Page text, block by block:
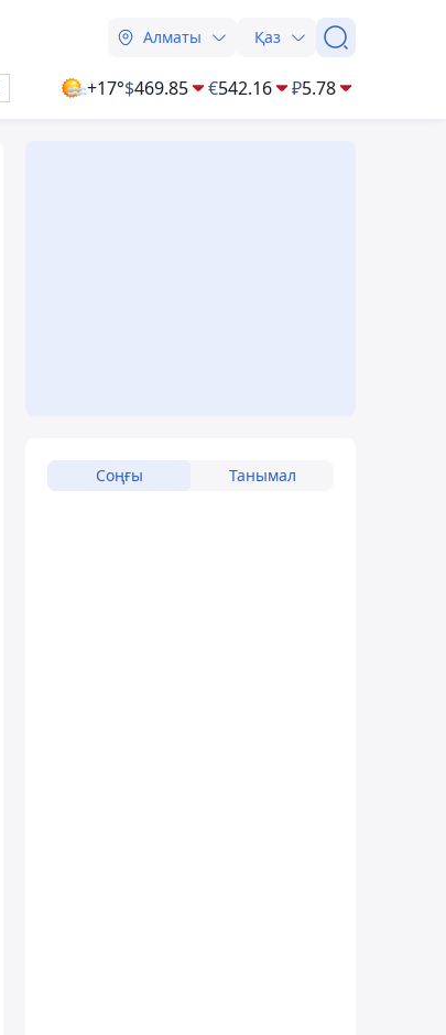
Алматы Қаз
+17°$469.85 €542.16 ₽5.78
Соңғы Танымал